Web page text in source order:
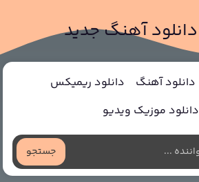
دانلود آهنگ جدید
دانلود آهنگ
دانلود ریمیکس
دانلود موزیک ویدیو
جستجو